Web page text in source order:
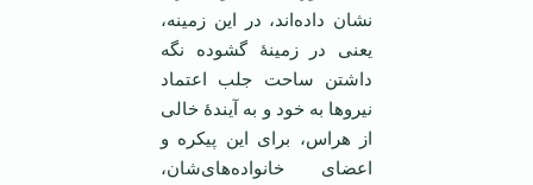
نشان داده‌اند، در این زمینه،
یعنی در زمینۀ گشوده نگه
داشتن ساحت جلب اعتماد
نیروها به خود و به آیندۀ خالی
از هراس، برای این پیکره و
اعضای خانواده‌های‌شان،